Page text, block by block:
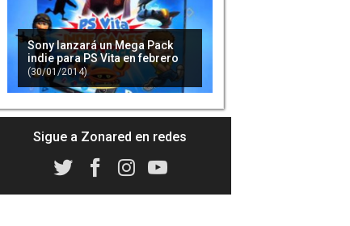
Sony lanzará un Mega Pack
indie para PS Vita en febrero
(30/01/2014)
Sigue a Zonared en redes